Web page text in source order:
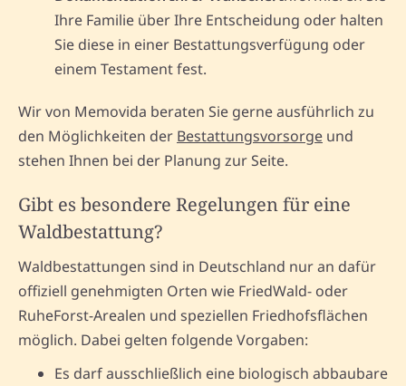
Ihre Familie über Ihre Entscheidung oder halten
Sie diese in einer Bestattungsverfügung oder
einem Testament fest.
Wir von Memovida beraten Sie gerne ausführlich zu
den Möglichkeiten der Bestattungsvorsorge und
stehen Ihnen bei der Planung zur Seite.
Gibt es besondere Regelungen für eine
Waldbestattung?
Waldbestattungen sind in Deutschland nur an dafür
offiziell genehmigten Orten wie FriedWald- oder
RuheForst-Arealen und speziellen Friedhofsflächen
möglich. Dabei gelten folgende Vorgaben:
Es darf ausschließlich eine biologisch abbaubare